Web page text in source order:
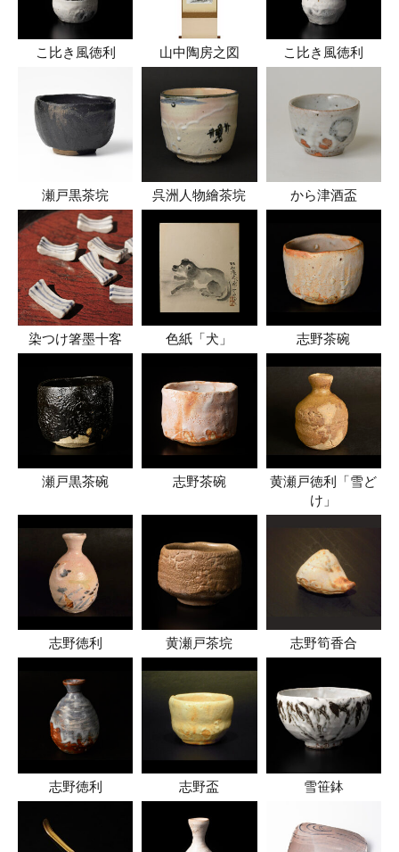
こ比き風徳利 山中陶房之図 こ比き風徳利
瀬戸黒茶垸 呉洲人物繪茶垸 から津酒盃
染つけ箸墨十客 色紙「犬」 志野茶碗
瀬戸黒茶碗 志野茶碗
黄瀬戸徳利「雪ど
け」
志野徳利 黄瀬戸茶垸 志野筍香合
志野徳利 志野盃 雪笹鉢